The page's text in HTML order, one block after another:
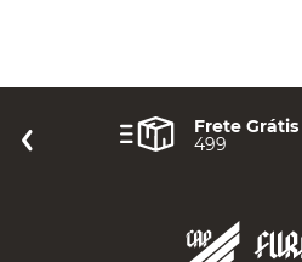
Frete Grátis
499